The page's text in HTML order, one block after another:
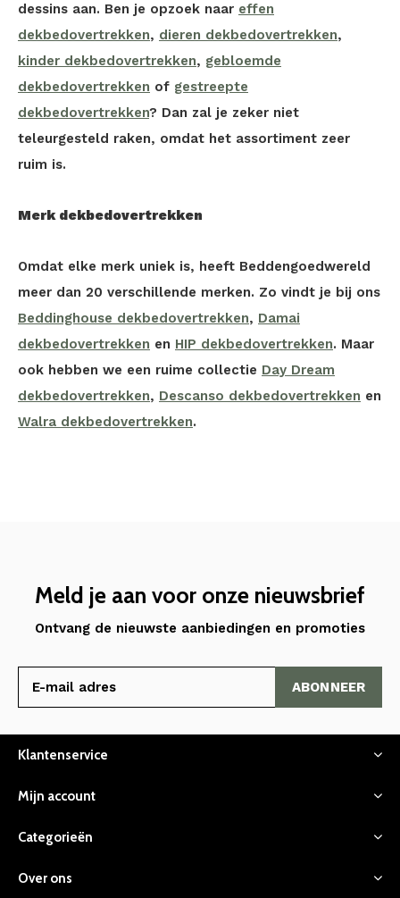
dessins aan. Ben je opzoek naar effen
dekbedovertrekken, dieren dekbedovertrekken,
kinder dekbedovertrekken, gebloemde
dekbedovertrekken of gestreepte
dekbedovertrekken? Dan zal je zeker niet
teleurgesteld raken, omdat het assortiment zeer
ruim is.
Merk dekbedovertrekken
Omdat elke merk uniek is, heeft Beddengoedwereld
meer dan 20 verschillende merken. Zo vindt je bij ons
Beddinghouse dekbedovertrekken, Damai
dekbedovertrekken en HIP dekbedovertrekken. Maar
ook hebben we een ruime collectie Day Dream
dekbedovertrekken, Descanso dekbedovertrekken en
Walra dekbedovertrekken.
Meld je aan voor onze nieuwsbrief
Ontvang de nieuwste aanbiedingen en promoties
ABONNEER
Klantenservice
Mijn account
Categorieën
Over ons